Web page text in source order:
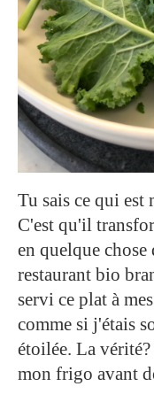
Tu sais ce qui est
C'est qu'il
en quelque
restaurant bio
servi ce plat à
comme si j'étais
étoilée. La
mon frigo avant